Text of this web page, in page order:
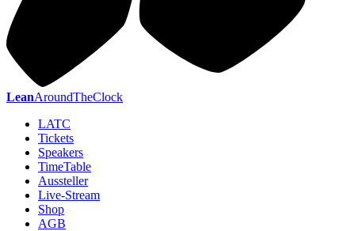
LeanAroundTheClock
LATC
Tickets
Speakers
TimeTable
Aussteller
Live-Stream
Shop
AGB